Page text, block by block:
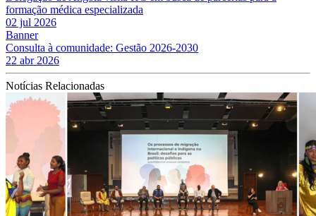
formação médica especializada
02 jul 2026
Banner
Consulta à comunidade: Gestão 2026-2030
22 abr 2026
Notícias Relacionadas